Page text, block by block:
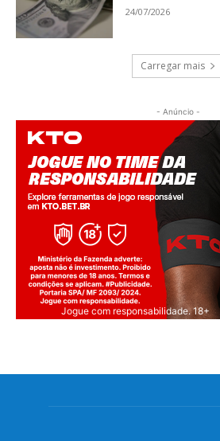
24/07/2026
Carregar mais
- Anúncio -
Jogue com responsabilidade. 18+